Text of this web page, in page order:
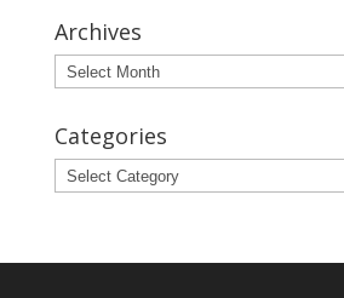
Archives
Archives
Categories
Categories